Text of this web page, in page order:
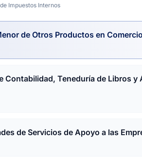
Impuestos Internos
de Otros Productos en
Contabilidad, Teneduría de Libros
de Servicios de Apoyo a las